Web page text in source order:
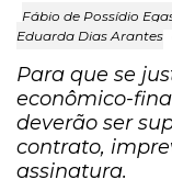
Fábio de Possídio
Eduarda Dias Arantes
Para que se
econômico-
deverão ser
contrato,
assinatura.